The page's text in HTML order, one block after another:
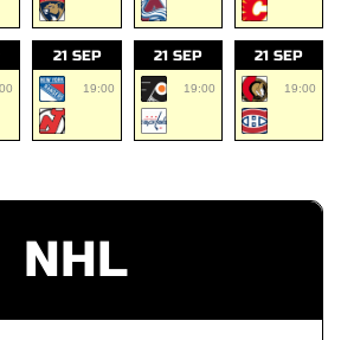
21 SEP
19:00
21 SEP
19:00
21 SEP
19:00
NHL